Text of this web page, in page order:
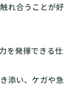
れ合うことが好
を発揮できる仕
添い、ケガや急